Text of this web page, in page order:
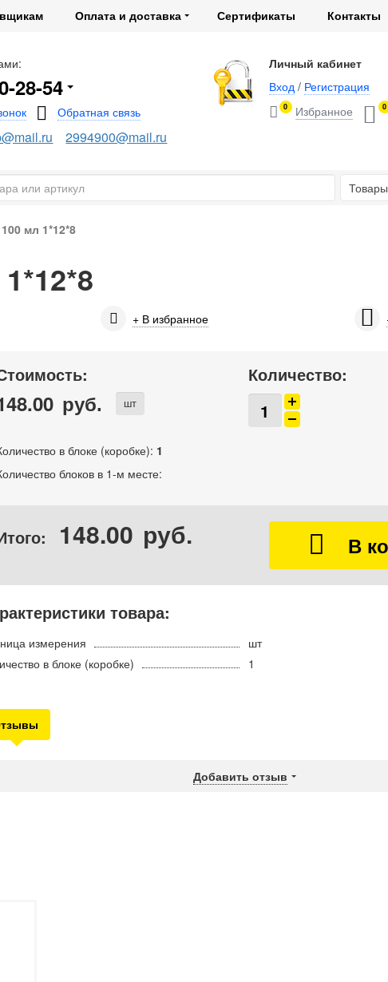
Оплата и доставка Сертификаты Контакты
28-54
2994900@mail.ru
Личный кабинет
Вход / Регистрация
0 0
Товары
мл 1*12*8
руб. шт
Количество:
в блоке (коробке): 1
блоков в 1-м месте:
148.00 руб.
товара:
измерения
шт
в блоке (коробке)
1
Добавить отзыв